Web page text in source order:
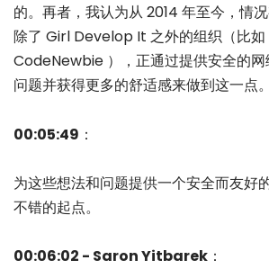
的。再者，我认为从 2014 年至今，情
除了 Girl Develop It 之外的组织（比
CodeNewbie ），正通过提供安全的网
问题并获得更多的舒适感来做到这一点。
00:05:49 ：
为这些想法和问题提供一个安全而友好
不错的起点。
00:06:02 - Saron Yitbarek ：